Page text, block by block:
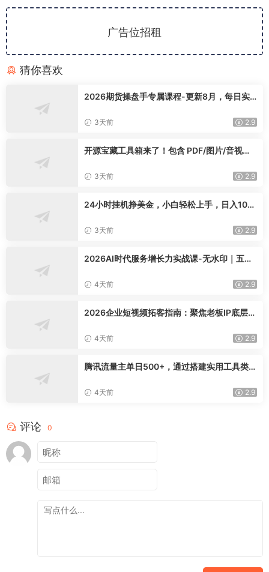
广告位招租
猜你喜欢
2026期货操盘手专属课程-更新8月，每日实
3天前 2.9
开源宝藏工具箱来了！包含 PDF/图片/音视频/
knit-desktop
3天前 2.9
24小时挂机挣美金，小白轻松上手，日入100
3天前 2.9
2026AI时代服务增长力实战课-无水印｜五力
卷实现长效业绩增长
4天前 2.9
2026企业短视频拓客指南：聚焦老板IP底层逻
交完整获客链路
4天前 2.9
腾讯流量主单日500+，通过搭建实用工具类小
4天前 2.9
评论 0